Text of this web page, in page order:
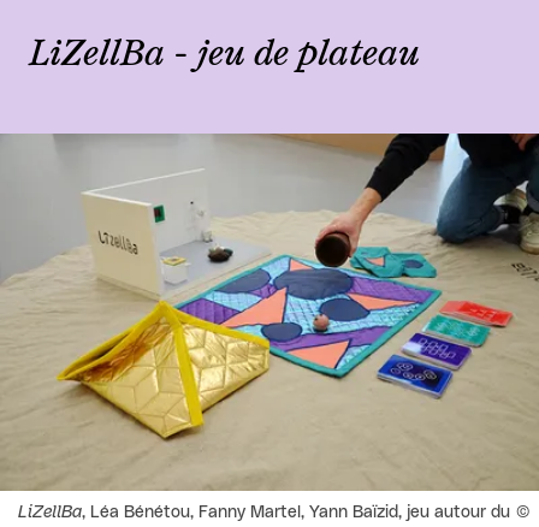
LiZellBa - jeu de plateau
Droits réservés :
LiZellBa, Léa Bénétou, Fanny Martel, Yann Baïzid, jeu autour du